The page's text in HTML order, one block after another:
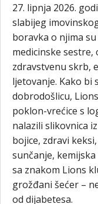
27. lipnja 2026.
slabijeg
boravka o njima
medicinske
zdravstvenu skrb,
ljetovanje. Kako bi
dobrodošlicu,
poklon-vrećice s
nalazili slikovnica
bojice, zdravi
sunčanje, kemijska
sa znakom Lions
grožđani šećer –
od dijabetesa.